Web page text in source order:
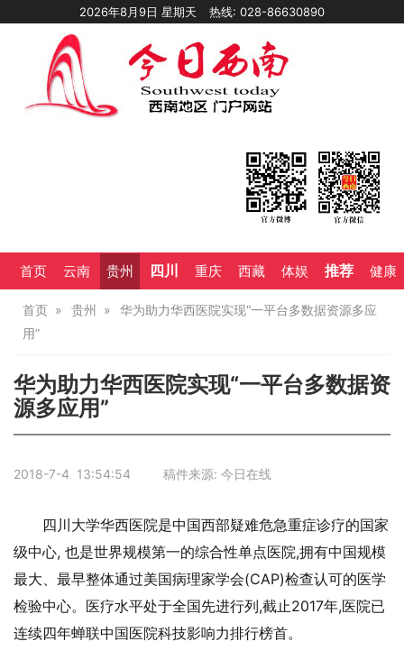
2026年8月9日 星期天 热线: 028-86630890
首页 云南 贵州 四川 重庆 西藏 体娱 推荐 健康
首页 贵州
华为助力华西医院实现“一平台多数据资源多应
用”
华为助力华西医院实现“一平台多数据资
源多应用”
2018-7-4 13:54:54 稿件来源: 今日在线
四川大学华西医院是中国西部疑难危急重症诊疗的国家
级中心, 也是世界规模第一的综合性单点医院,拥有中国规模
最大、最早整体通过美国病理家学会(CAP)检查认可的医学
检验中心。医疗水平处于全国先进行列,截止2017年,医院已
连续四年蝉联中国医院科技影响力排行榜首。